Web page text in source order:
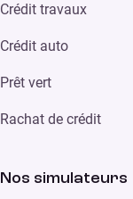
Crédit travaux
Crédit auto
Prêt vert
Rachat de crédit
Nos simulateurs